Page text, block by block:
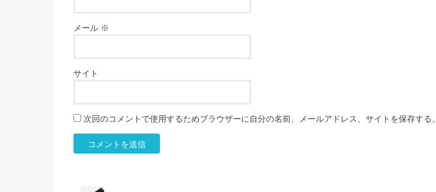
メール ※
サイト
次回のコメントで使用するためブラウザーに自分の名前、メールアドレス、サイトを保存する。